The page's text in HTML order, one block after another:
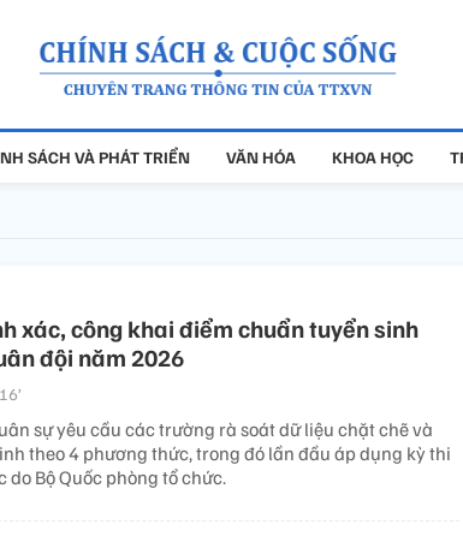
SÁCH VÀ PHÁT TRIỂN VĂN HÓA KHOA HỌC
xác, công khai điểm chuẩn tuyển sinh
đội năm 2026
sự yêu cầu các trường rà soát dữ liệu chặt chẽ và
theo 4 phương thức, trong đó lần đầu áp dụng kỳ thi
Bộ Quốc phòng tổ chức.